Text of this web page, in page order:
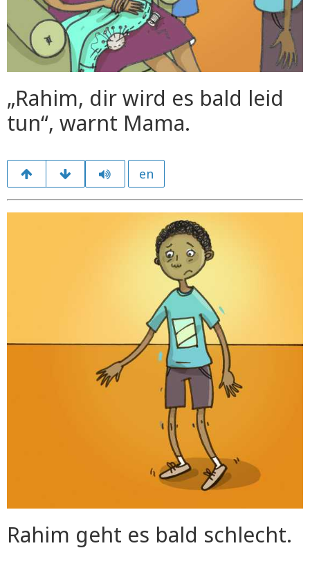
„Rahim, dir wird es bald leid
tun“, warnt Mama.
en
Rahim geht es bald schlecht.